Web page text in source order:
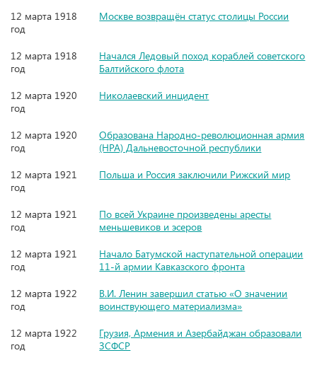
12 марта 1918
год
Москве возвращён статус столицы России
12 марта 1918
год
Начался Ледовый поход кораблей советского
Балтийского флота
12 марта 1920
год
Николаевский инцидент
12 марта 1920
год
Образована Народно-революционная армия
(НРА) Дальневосточной республики
12 марта 1921
год
Польша и Россия заключили Рижский мир
12 марта 1921
год
По всей Украине произведены аресты
меньшевиков и эсеров
12 марта 1921
год
Начало Батумской наступательной операции
11-й армии Кавказского фронта
12 марта 1922
год
В.И. Ленин завершил статью «О значении
воинствующего материализма»
12 марта 1922
год
Грузия, Армения и Азербайджан образовали
ЗСФСР